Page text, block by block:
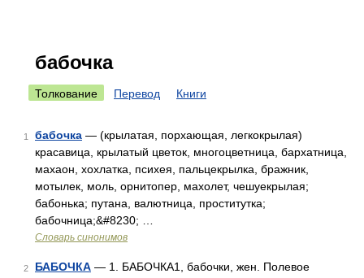
бабочка
Толкование Перевод Книги
1 бабочка — (крылатая, порхающая, легкокрылая)
красавица, крылатый цветок, многоцветница, бархатница,
махаон, хохлатка, психея, пальцекрылка, бражник,
мотылек, моль, орнитопер, махолет, чешуекрылая;
бабонька; путана, валютница, проститутка;
бабочница;&#8230; …
Словарь синонимов
2 БАБОЧКА — 1. БАБОЧКА1, бабочки, жен. Полевое